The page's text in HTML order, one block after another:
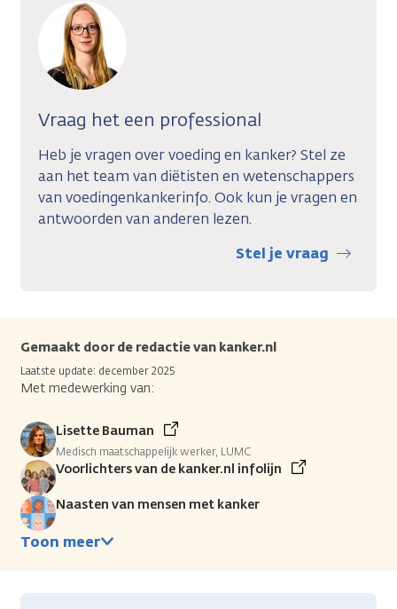
Vraag het een professional
Heb je vragen over voeding en kanker? Stel ze
aan het team van diëtisten en wetenschappers
van voedingenkankerinfo. Ook kun je vragen en
antwoorden van anderen lezen.
Stel je vraag
Gemaakt door de redactie van kanker.nl
Laatste update: december 2025
Met medewerking van:
Lisette Bauman
Medisch maatschappelijk werker, LUMC
Voorlichters van de kanker.nl infolijn
Naasten van mensen met kanker
Toon meer